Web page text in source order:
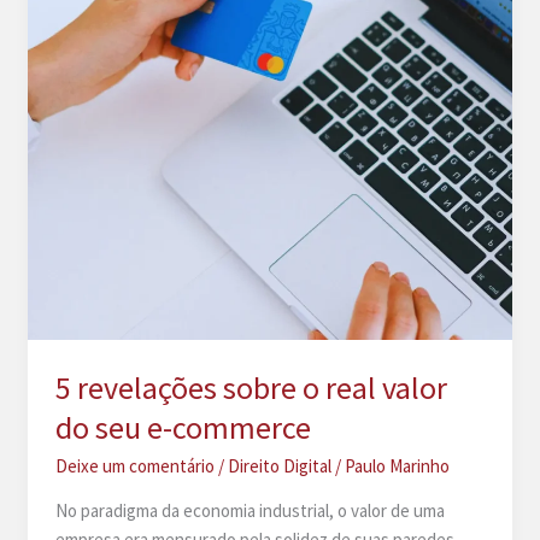
5 revelações sobre o real valor
do seu e-commerce
Deixe um comentário / Direito Digital/ Paulo Marinho
No paradigma da economia industrial, o valor de uma